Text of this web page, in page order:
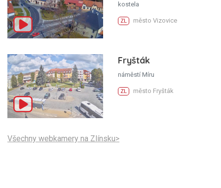
kostela
ZL město Vizovice
Fryšták
náměstí Míru
ZL město Fryšták
Všechny webkamery na Zlínsku>